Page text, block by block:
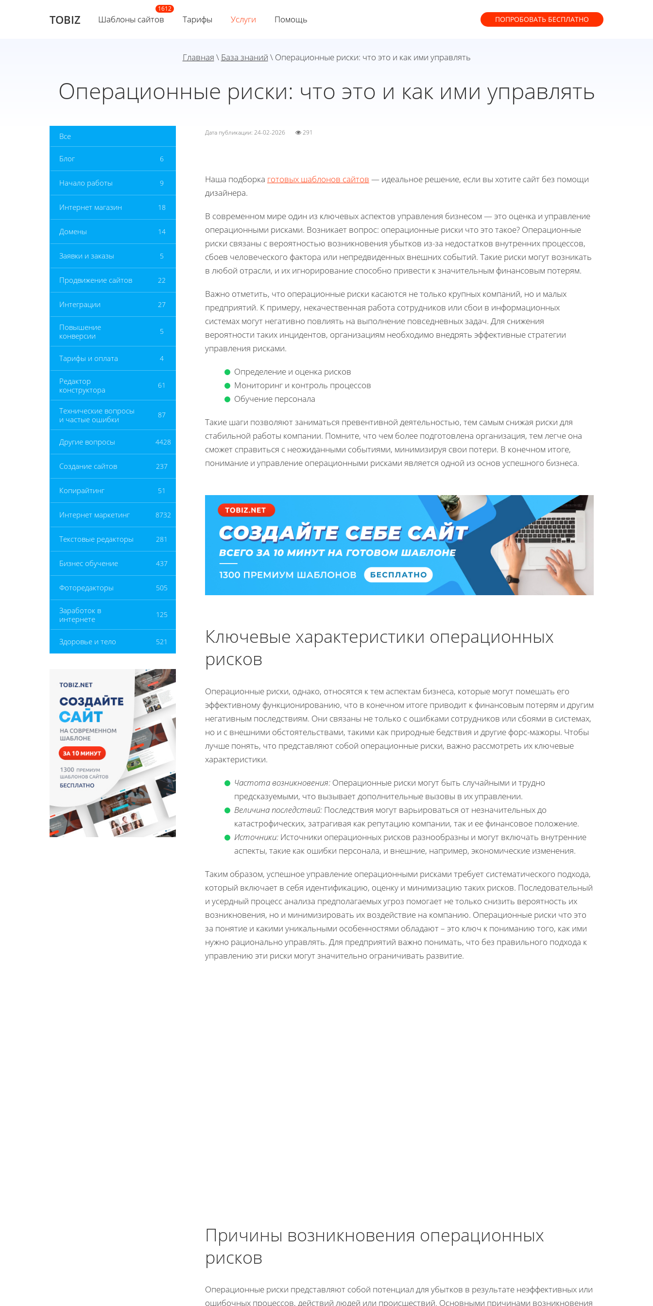
TOBIZ Шаблоны сайтов Тарифы Услуги Помощь ПОПРОБОВАТЬ БЕСПЛАТНО
Главная \ База знаний \ Операционные риски: что это и как ими управлять
Операционные риски: что это и как ими управлять
Все
Блог 6
Начало работы 9
Интернет магазин 18
Домены 14
Заявки и заказы 5
Продвижение сайтов 22
Интеграции 27
Повышение
конверсии
5
Тарифы и оплата 4
Редактор
конструктора
61
Технические вопросы
и частые ошибки
87
Другие вопросы 4428
Создание сайтов 237
Копирайтинг 51
Интернет маркетинг 8732
Текстовые редакторы 281
Бизнес обучение 437
Фоторедакторы 505
Заработок в
интернете
125
Здоровье и тело 521
Дата публикации: 24-02-2026 291
Наша подборка готовых шаблонов сайтов — идеальное решение, если вы хотите сайт без помощи
дизайнера.
В современном мире один из ключевых аспектов управления бизнесом — это оценка и управление
операционными рисками. Возникает вопрос: операционные риски что это такое? Операционные
риски связаны с вероятностью возникновения убытков из-за недостатков внутренних процессов,
сбоев человеческого фактора или непредвиденных внешних событий. Такие риски могут возникать
в любой отрасли, и их игнорирование способно привести к значительным финансовым потерям.
Важно отметить, что операционные риски касаются не только крупных компаний, но и малых
предприятий. К примеру, некачественная работа сотрудников или сбои в информационных
системах могут негативно повлиять на выполнение повседневных задач. Для снижения
вероятности таких инцидентов, организациям необходимо внедрять эффективные стратегии
управления рисками.
Определение и оценка рисков
Мониторинг и контроль процессов
Обучение персонала
Такие шаги позволяют заниматься превентивной деятельностью, тем самым снижая риски для
стабильной работы компании. Помните, что чем более подготовлена организация, тем легче она
сможет справиться с неожиданными событиями, минимизируя свои потери. В конечном итоге,
понимание и управление операционными рисками является одной из основ успешного бизнеса.
Ключевые характеристики операционных
рисков
Операционные риски, однако, относятся к тем аспектам бизнеса, которые могут помешать его
эффективному функционированию, что в конечном итоге приводит к финансовым потерям и другим
негативным последствиям. Они связаны не только с ошибками сотрудников или сбоями в системах,
но и с внешними обстоятельствами, такими как природные бедствия и другие форс-мажоры. Чтобы
лучше понять, что представляют собой операционные риски, важно рассмотреть их ключевые
характеристики.
Частота возникновения: Операционные риски могут быть случайными и трудно
предсказуемыми, что вызывает дополнительные вызовы в их управлении.
Величина последствий: Последствия могут варьироваться от незначительных до
катастрофических, затрагивая как репутацию компании, так и ее финансовое положение.
Источники: Источники операционных рисков разнообразны и могут включать внутренние
аспекты, такие как ошибки персонала, и внешние, например, экономические изменения.
Таким образом, успешное управление операционными рисками требует систематического подхода,
который включает в себя идентификацию, оценку и минимизацию таких рисков. Последовательный
и усердный процесс анализа предполагаемых угроз помогает не только снизить вероятность их
возникновения, но и минимизировать их воздействие на компанию. Операционные риски что это
за понятие и какими уникальными особенностями обладают – это ключ к пониманию того, как ими
нужно рационально управлять. Для предприятий важно понимать, что без правильного подхода к
управлению эти риски могут значительно ограничивать развитие.
Причины возникновения операционных
рисков
Операционные риски представляют собой потенциал для убытков в результате неэффективных или
ошибочных процессов, действий людей или происшествий. Основными причинами возникновения